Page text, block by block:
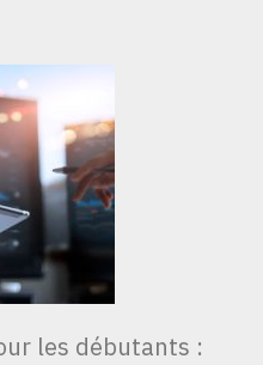
les débutants :